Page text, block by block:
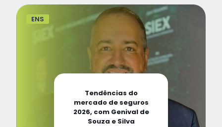
ENS
Tendências do
mercado de seguros
2026, com Genival de
Souza e Silva